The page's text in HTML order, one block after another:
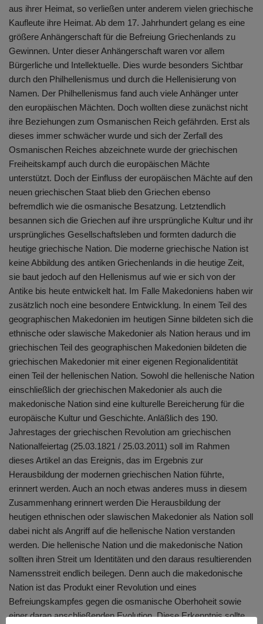
aus ihrer Heimat, so verließen unter anderem vielen griechische
Kaufleute ihre Heimat. Ab dem 17. Jahrhundert gelang es eine
größere Anhängerschaft für die Befreiung Griechenlands zu
Gewinnen. Unter dieser Anhängerschaft waren vor allem
Bürgerliche und Intellektuelle. Dies wurde besonders Sichtbar
durch den Philhellenismus und durch die Hellenisierung von
Namen. Der Philhellenismus fand auch viele Anhänger unter
den europäischen Mächten. Doch wollten diese zunächst nicht
ihre Beziehungen zum Osmanischen Reich gefährden. Erst als
dieses immer schwächer wurde und sich der Zerfall des
Osmanischen Reiches abzeichnete wurde der griechischen
Freiheitskampf auch durch die europäischen Mächte
unterstützt. Doch der Einfluss der europäischen Mächte auf den
neuen griechischen Staat blieb den Griechen ebenso
befremdlich wie die osmanische Besatzung. Letztendlich
besannen sich die Griechen auf ihre ursprüngliche Kultur und ihr
ursprüngliches Gesellschaftsleben und formten dadurch die
heutige griechische Nation. Die moderne griechische Nation ist
keine Abbildung des antiken Griechenlands in die heutige Zeit,
sie baut jedoch auf den Hellenismus auf wie er sich von der
Antike bis heute entwickelt hat. Im Falle Makedoniens haben wir
zusätzlich noch eine besondere Entwicklung. In einem Teil des
geographischen Makedonien im heutigen Sinne bildeten sich die
ethnische oder slawische Makedonier als Nation heraus und im
griechischen Teil des geographischen Makedonien bildeten die
griechischen Makedonier mit einer eigenen Regionalidentität
einen Teil der hellenischen Nation. Sowohl die hellenische Nation
einschließlich der griechischen Makedonier als auch die
makedonische Nation sind eine kulturelle Bereicherung für die
europäische Kultur und Geschichte. Anläßlich des 190.
Jahrestages der griechischen Revolution am griechischen
Nationalfeiertag (25.03.1821 / 25.03.2011) soll im Rahmen
dieses Artikel an das Ereignis, das im Ergebnis zur
Herausbildung der modernen griechischen Nation führte,
erinnert werden. Auch an noch etwas anderes muss in diesem
Zusammenhang erinnert werden Die Herausbildung der
heutigen ethnischen oder slawischen Makedonier als Nation soll
dabei nicht als Angriff auf die hellenische Nation verstanden
werden. Die hellenische Nation und die makedonische Nation
sollten ihren Streit um Identitäten und den daraus resultierenden
Namensstreit endlich beilegen. Denn auch die makedonische
Nation ist das Produkt einer Revolution und eines
Befreiungskampfes gegen die osmanische Oberhoheit sowie
einer daran anschließenden Evolution. Diese Erkenntnis sollte